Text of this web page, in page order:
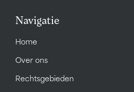
Navigatie
Home
Over ons
Rechtsgebieden